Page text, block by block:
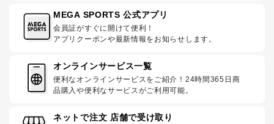
MEGA SPORTS 公式アプリ
会員証がすぐに開けて便利！
アプリクーポンや最新情報をお知らせします。
オンラインサービス一覧
便利なオンラインサービスをご紹介！24時間365日商
品購入や便利なサービスがご利用可能。
ネットで注文 店舗で受け取り